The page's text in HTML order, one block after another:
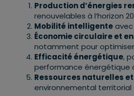
Production d’énergies
renouvelables à l’horizon
Mobilité intelligente
Économie circulaire et
notamment pour
Efficacité énergétique,
performance énergétique
Ressources naturelles
environnemental territorial